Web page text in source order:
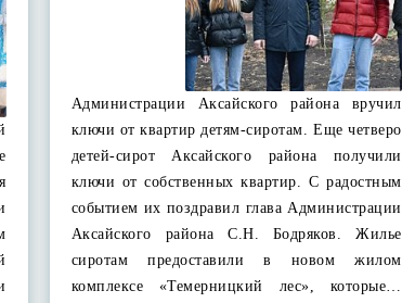
Администрации Аксайского района вручил
ключи от квартир детям-сиротам. Еще четверо
детей-сирот Аксайского района получили
ключи от собственных квартир. С радостным
событием их поздравил глава Администрации
Аксайского района С.Н. Бодряков. Жилье
сиротам предоставили в новом жилом
комплексе «Темерницкий лес», которые…